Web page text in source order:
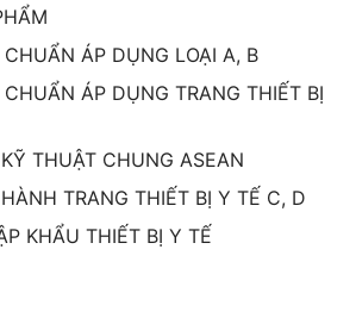
ÁP DỤNG LOẠI A, B
ÁP DỤNG TRANG THIẾT BỊ
THUẬT CHUNG ASEAN
TRANG THIẾT BỊ Y TẾ C, D
KHẨU THIẾT BỊ Y TẾ